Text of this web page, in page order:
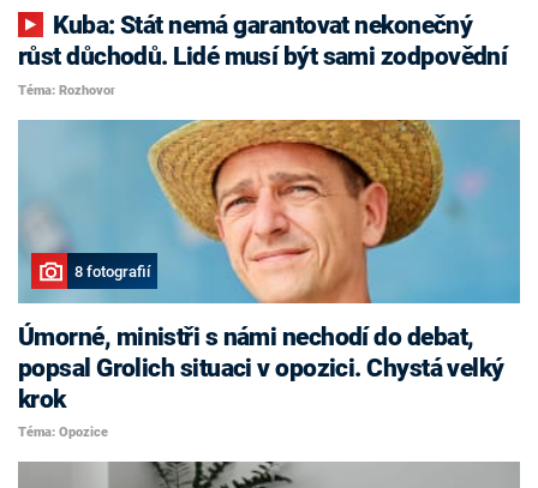
růst důchodů. Lidé musí být sami zodpovědní
Téma: Rozhovor
8 fotografií
Úmorné, ministři s námi nechodí do debat,
popsal Grolich situaci v opozici. Chystá velký
krok
Téma: Opozice